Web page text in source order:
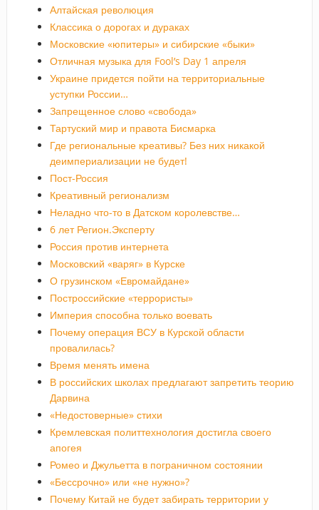
Алтайская революция
Классика о дорогах и дураках
Московские «юпитеры» и сибирские «быки»
Отличная музыка для Fool’s Day 1 апреля
Украине придется пойти на территориальные
уступки России…
Запрещенное слово «свобода»
Тартуский мир и правота Бисмарка
Где региональные креативы? Без них никакой
деимпериализации не будет!
Пост-Россия
Креативный регионализм
Неладно что-то в Датском королевстве…
6 лет Регион.Эксперту
Россия против интернета
Московский «варяг» в Курске
О грузинском «Евромайдане»
Построссийские «террористы»
Империя способна только воевать
Почему операция ВСУ в Курской области
провалилась?
Время менять имена
В российских школах предлагают запретить теорию
Дарвина
«Недостоверные» стихи
Кремлевская политтехнология достигла своего
апогея
Ромео и Джульетта в пограничном состоянии
«Бессрочно» или «не нужно»?
Почему Китай не будет забирать территории у